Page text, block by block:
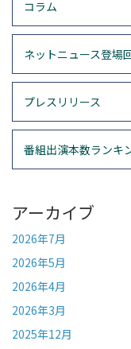
コラム
ネットニュース登場
プレスリリース
番組出演本数ランキ
アーカイブ
2026年7月
2026年5月
2026年4月
2026年3月
2025年12月